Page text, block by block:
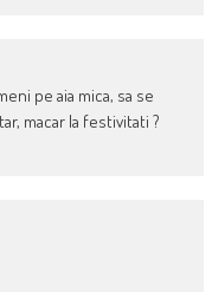
pe aia mica, sa se
macar la festivitati ?